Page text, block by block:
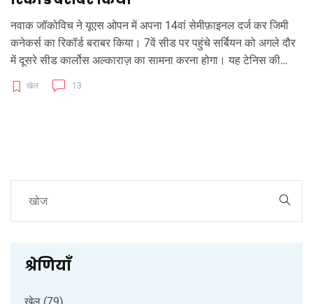
नवाक जॉकोविच ने यूएस ओपन में अपना 14वां सेमीफ़ाइनल दर्ज कर जिमी
कनेकर्स का रिकॉर्ड बराबर किया। 7वें सीड पर पहुंचे सर्बियन को अगले दौर
में दूसरे सीड कार्लोस अल्काराज़ का सामना करना होगा। यह टेनिस की
पीढ़ियों के बीच का मुकाबला अत्यधिक चर्चा का विषय बन चुका है। जॉकोविच
की उम्र और निरंतर प्रदर्शन इस जीत से स्पष्ट होते हैं।
खेल 13
श्रेणियाँ